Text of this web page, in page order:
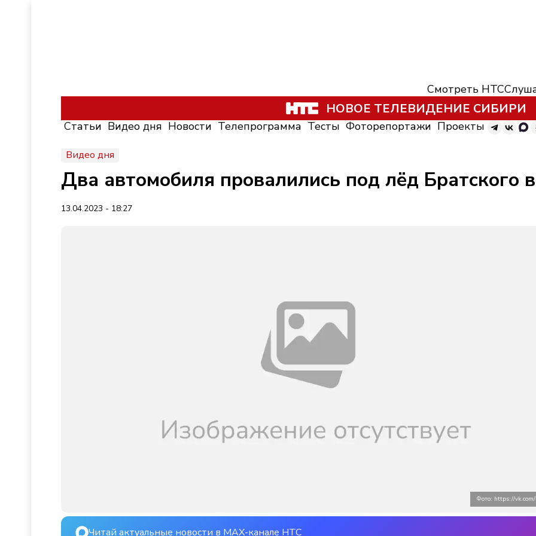
Смотреть НТС
НОВОЕ ТЕЛЕВИДЕНИЕ СИБИРИ
Статьи Видео дня Новости Телепрограмма Тесты Фоторепортажи Проекты
Видео дня
Два автомобиля провалились под лёд Братского
13.04.2023 - 18:27
Фото: https://
Читай актуальные новости в MAX-канале НТС